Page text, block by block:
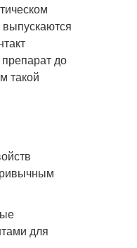
до
такой
для